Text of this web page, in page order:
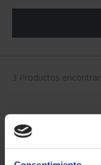
3 Productos